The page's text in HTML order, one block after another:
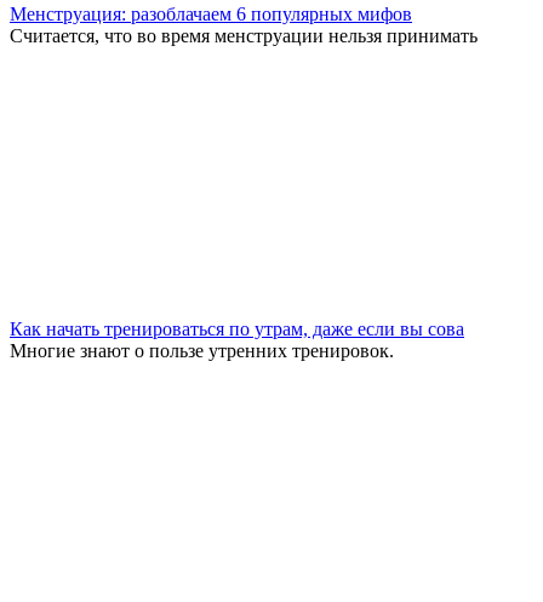
Менструация: разоблачаем 6 популярных мифов
Считается, что во время менструации нельзя принимать
Как начать тренироваться по утрам, даже если вы сова
Многие знают о пользе утренних тренировок.